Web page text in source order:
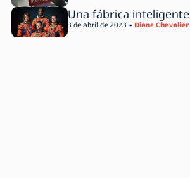
Una fábrica inteligente
Diane Chevalier
3 de abril de 2023